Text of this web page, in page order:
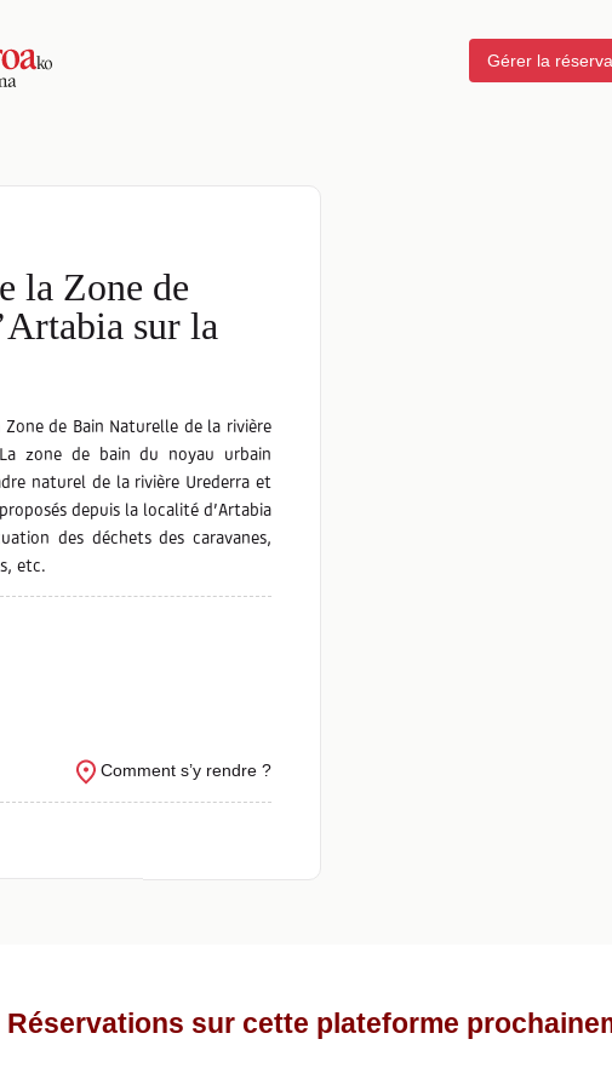
Gérer la
la Zone de
sur la
de Bain Naturelle de la rivière
zone de bain du noyau urbain
naturel de la rivière Urederra et
depuis la localité d’Artabia
des déchets des caravanes,
etc.
Comment s’y rendre ?
Réservations sur cette plateforme